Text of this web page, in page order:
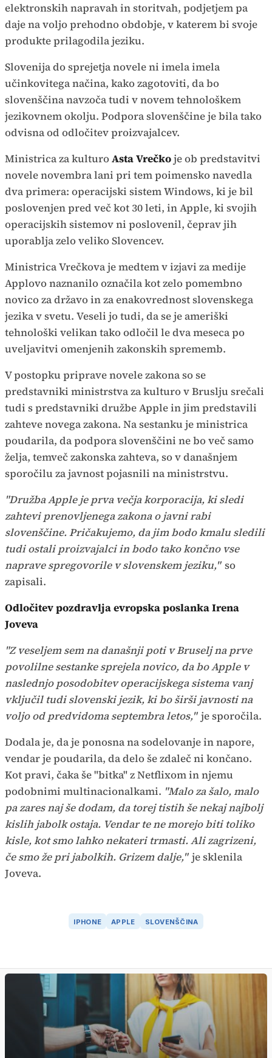
elektronskih napravah in storitvah, podjetjem pa
daje na voljo prehodno obdobje, v katerem bi svoje
produkte prilagodila jeziku.
Slovenija do sprejetja novele ni imela imela
učinkovitega načina, kako zagotoviti, da bo
slovenščina navzoča tudi v novem tehnološkem
jezikovnem okolju. Podpora slovenščine je bila tako
odvisna od odločitev proizvajalcev.
Ministrica za kulturoAsta Vrečkoje ob predstavitvi
novele novembra lani pri tem poimensko navedla
dva primera: operacijski sistem Windows, ki je bil
poslovenjen pred več kot 30 leti, in Apple, ki svojih
operacijskih sistemov ni poslovenil, čeprav jih
uporablja zelo veliko Slovencev.
Ministrica Vrečkova je medtem v izjavi za medije
Applovo naznanilo označila kot zelo pomembno
novico za državo in za enakovrednost slovenskega
jezika v svetu. Veseli jo tudi, da se je ameriški
tehnološki velikan tako odločil le dva meseca po
uveljavitvi omenjenih zakonskih sprememb.
V postopku priprave novele zakona so se
predstavniki ministrstva za kulturo v Bruslju srečali
tudi s predstavniki družbe Apple in jim predstavili
zahteve novega zakona. Na sestanku je ministrica
poudarila, da podpora slovenščini ne bo več samo
želja, temveč zakonska zahteva, so v današnjem
sporočilu za javnost pojasnili na ministrstvu.
"Družba Apple je prva večja korporacija, ki sledi
zahtevi prenovljenega zakona o javni rabi
slovenščine. Pričakujemo, da jim bodo kmalu sledili
tudi ostali proizvajalci in bodo tako končno vse
naprave spregovorile v slovenskem jeziku," so
zapisali.
Odločitev pozdravlja evropska poslanka Irena
Joveva
"Z veseljem sem na današnji poti v Bruselj na prve
povolilne sestanke sprejela novico, da bo Apple v
naslednjo posodobitev operacijskega sistema vanj
vključil tudi slovenski jezik, ki bo širši javnosti na
voljo od predvidoma septembra letos," je sporočila.
Dodala je, da je ponosna na sodelovanje in napore,
vendar je poudarila, da delo še zdaleč ni končano.
Kot pravi, čaka še "bitka" z Netflixom in njemu
podobnimi multinacionalkami. "Malo za šalo, malo
pa zares naj še dodam, da torej tistih še nekaj najbolj
kislih jabolk ostaja. Vendar te ne morejo biti toliko
kisle, kot smo lahko nekateri trmasti. Ali zagrizeni,
če smo že pri jabolkih. Grizem dalje," je sklenila
Joveva.
IPHONE APPLE SLOVENŠČINA